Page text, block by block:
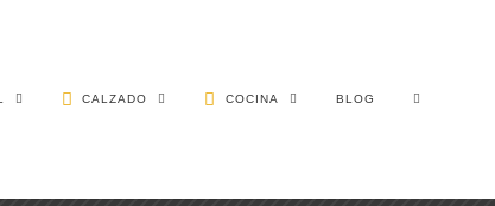
CALZADO COCINA BLOG